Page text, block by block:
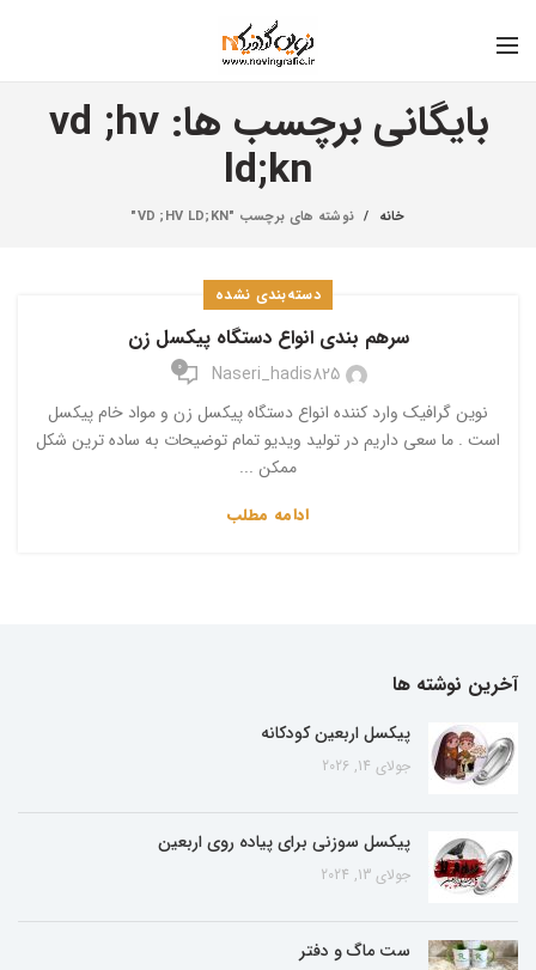
بایگانی برچسب ها: vd ;hv
ld;kn
خانه نوشته های برچسب "VD ;HV LD;KN"
دسته‌بندی نشده
سرهم بندی انواع دستگاه پیکسل زن
Naseri_hadis825
0
نوین گرافیک وارد کننده انواع دستگاه پیکسل زن و مواد خام پیکسل
است . ما سعی داریم در تولید ویدیو تمام توضیحات به ساده ترین شکل
ممکن ...
ادامه مطلب
آخرین نوشته ها
پیکسل اربعین کودکانه
جولای 14, 2026
پیکسل سوزنی برای پیاده روی اربعین
جولای 13, 2024
ست ماگ و دفتر